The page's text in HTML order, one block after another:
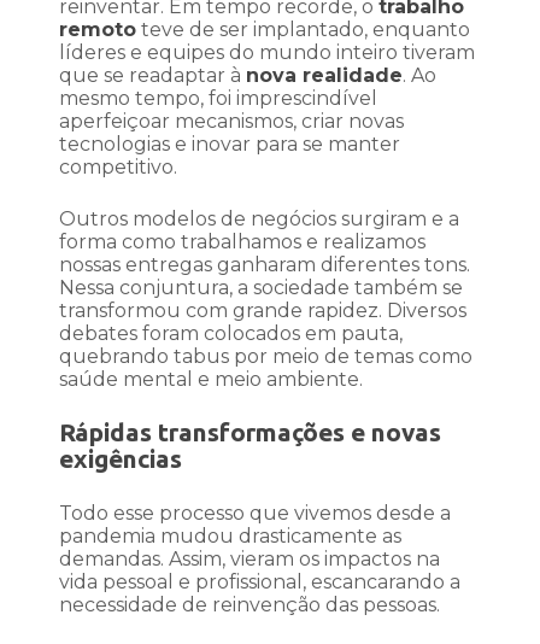
reinventar. Em tempo recorde, o trabalho
remoto teve de ser implantado, enquanto
líderes e equipes do mundo inteiro tiveram
que se readaptar à nova realidade. Ao
mesmo tempo, foi imprescindível
aperfeiçoar mecanismos, criar novas
tecnologias e inovar para se manter
competitivo.
Outros modelos de negócios surgiram e a
forma como trabalhamos e realizamos
nossas entregas ganharam diferentes tons.
Nessa conjuntura, a sociedade também se
transformou com grande rapidez. Diversos
debates foram colocados em pauta,
quebrando tabus por meio de temas como
saúde mental e meio ambiente.
Rápidas transformações e novas
exigências
Todo esse processo que vivemos desde a
pandemia mudou drasticamente as
demandas. Assim, vieram os impactos na
vida pessoal e profissional, escancarando a
necessidade de reinvenção das pessoas.